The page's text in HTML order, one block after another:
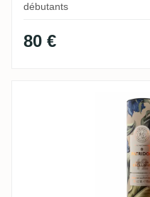
débutants
80 €
A.F.D. Patridom